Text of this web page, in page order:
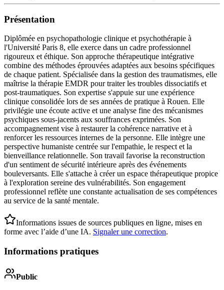
Présentation
Diplômée en psychopathologie clinique et psychothérapie à
l'Université Paris 8, elle exerce dans un cadre professionnel
rigoureux et éthique. Son approche thérapeutique intégrative
combine des méthodes éprouvées adaptées aux besoins spécifiques
de chaque patient. Spécialisée dans la gestion des traumatismes, elle
maîtrise la thérapie EMDR pour traiter les troubles dissociatifs et
post-traumatiques. Son expertise s'appuie sur une expérience
clinique consolidée lors de ses années de pratique à Rouen. Elle
privilégie une écoute active et une analyse fine des mécanismes
psychiques sous-jacents aux souffrances exprimées. Son
accompagnement vise à restaurer la cohérence narrative et à
renforcer les ressources internes de la personne. Elle intègre une
perspective humaniste centrée sur l'empathie, le respect et la
bienveillance relationnelle. Son travail favorise la reconstruction
d'un sentiment de sécurité intérieure après des événements
bouleversants. Elle s'attache à créer un espace thérapeutique propice
à l'exploration sereine des vulnérabilités. Son engagement
professionnel reflète une constante actualisation de ses compétences
au service de la santé mentale.
Informations issues de sources publiques en ligne, mises en
forme avec l’aide d’une IA. Signaler une correction.
Informations pratiques
Public